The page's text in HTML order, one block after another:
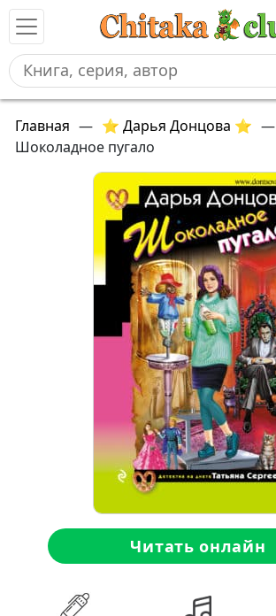
Главная — ⭐ Дарья Донцова ⭐ —
Шоколадное пугало
Читать онлайн